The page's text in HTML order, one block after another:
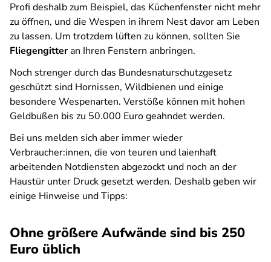
Profi deshalb zum Beispiel, das Küchenfenster nicht mehr
zu öffnen, und die Wespen in ihrem Nest davor am Leben
zu lassen. Um trotzdem lüften zu können, sollten Sie
Fliegengitteran Ihren Fenstern anbringen.
Noch strenger durch das Bundesnaturschutzgesetz
geschützt sind Hornissen, Wildbienen und einige
besondere Wespenarten. Verstöße können mit hohen
Geldbußen bis zu 50.000 Euro geahndet werden.
Bei uns melden sich aber immer wieder
Verbraucher:innen, die von teuren und laienhaft
arbeitenden Notdiensten abgezockt und noch an der
Haustür unter Druck gesetzt werden. Deshalb geben wir
einige Hinweise und Tipps:
Ohne größere Aufwände sind bis 250
Euro üblich